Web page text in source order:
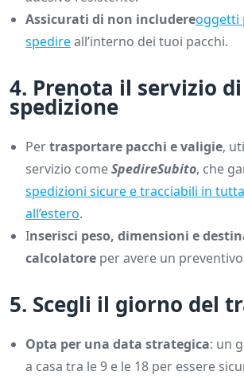
Assicurati di non includereoggetti
spedireall’interno dei tuoi pacchi.
4. Prenota il servizio di
spedizione
Pertrasportare pacchi e valigie,
servizio comeSpedireSubito, che
spedizioni sicure e tracciabili in
all’estero.
Inserisci peso, dimensioni e
calcolatore per avere un
5. Scegli il giorno del
Opta per una data strategica: un
a casa tra le 9 e le 18 per essere